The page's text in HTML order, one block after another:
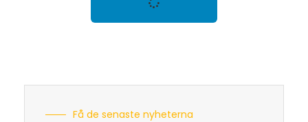
Få de senaste nyheterna